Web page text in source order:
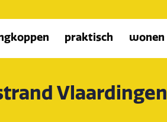
praktisch wonen
Vlaardingen